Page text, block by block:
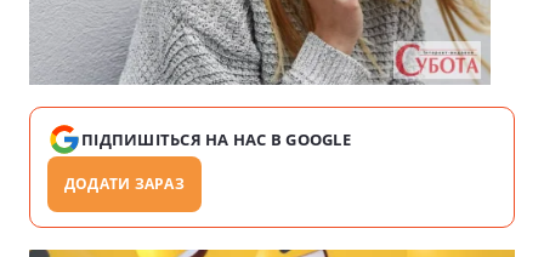
ПІДПИШІТЬСЯ НА НАС В GOOGLE
ДОДАТИ ЗАРАЗ